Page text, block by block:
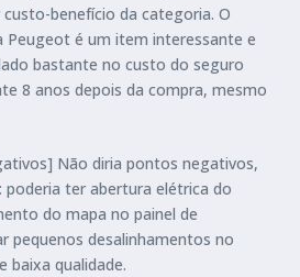
benefício da categoria. O
Peugeot é um item interessante e
bastante no custo do seguro
8 anos depois da compra, mesmo
Não diria pontos negativos,
ter abertura elétrica do
do mapa no painel de
pequenos desalinhamentos no
baixa qualidade.